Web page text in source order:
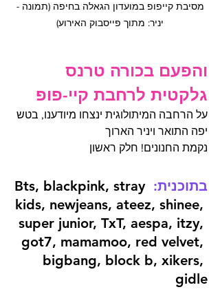
מסיבת קייפופ במועדון הגאלה בחיפה (תמונה -
יניר: מתוך פייסבוק האירוע)
והפעם בכורה טרנס
גלקטית לרחבת קיי-פופ
על הרחבה המיתולוגית ינצחו מיודענו, בטש
יפה התואר ויניר הארוך
נקמת החנונים! חלק ראשון
בתוכנית: Bts, blackpink, stray
kids, newjeans, ateez, shinee,
super junior, TxT, aespa, itzy,
got7, mamamoo, red velvet,
bigbang, block b, xikers,
gidle